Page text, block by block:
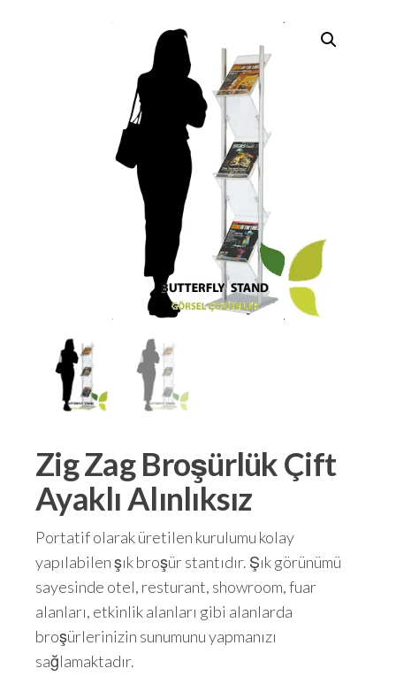
Zig Zag Broşürlük Çift
Ayaklı Alınlıksız
Portatif olarak üretilen kurulumu kolay
yapılabilen şık broşür stantıdır. Şık görünümü
sayesinde otel, resturant, showroom, fuar
alanları, etkinlik alanları gibi alanlarda
broşürlerinizin sunumunu yapmanızı
sağlamaktadır.